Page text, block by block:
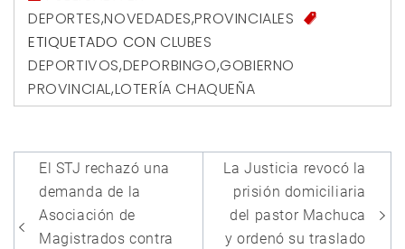
DEPORTES,NOVEDADES,PROVINCIALES
ETIQUETADO CON CLUBES
DEPORTIVOS,DEPORBINGO,GOBIERNO
PROVINCIAL,LOTERÍA CHAQUEÑA
Navegación
de
entradas
El STJ rechazó una
demanda de la
Asociación de
Magistrados contra
La Justicia revocó la
prisión domiciliaria
del pastor Machuca
y ordenó su traslado